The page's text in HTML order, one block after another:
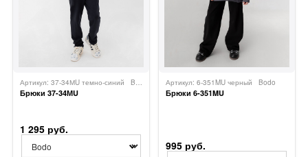
Брюки 37-34МU
Артикул: 37-34МU темно-синий Bodo
1 295 руб.
Брюки 6-351MU
Артикул: 6-351MU черный Bodo
995 руб.